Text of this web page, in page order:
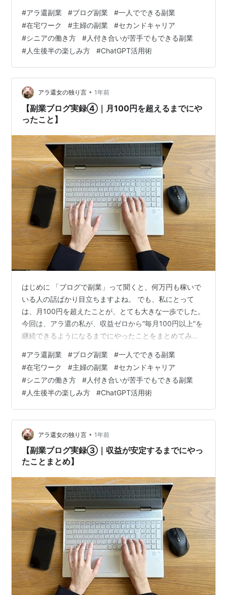
減っている日が続くと、不安になります。 「このまま続
けて意味あるのかな？」という気持ちも出てきました。
でもそこで手を止めず、いくつか試してみたことで、ま
た少しずつ戻ってきた感覚があります。 立て直し① 過
去記事をチェック・リライト まずやったのは、アクセス
が多かった記事の見直しです。 …
#アラ還副業 #ブログ副業 #一人でできる副業
#在宅ワーク #主婦の副業 #セカンドキャリア
#シニアの働き方 #人付き合いが苦手でもできる副業
#人生後半の楽しみ方 #ChatGPT活用術
アラ還女の独り言 • 1年前
【副業ブログ実録④｜月100円を超えるまでにや
ったこと】
はじめに 「ブログで副業」って聞くと、何万円も稼いで
いる人の話ばかり目立ちますよね。 でも、私にとって
は、月100円を超えたことが、とても大きな一歩でした。
今回は、アラ還の私が、収益ゼロから“毎月100円以上”を
継続できるようになるまでにやったことをまとめてみま
ってから、ポツポツと1円、5円、0円…という日々が続き
ました。 「月100円」に到達するまでには、思ったより
時間がかかりました。 でもそれは、「積み重ねてきた結
果が見える」瞬間でもありました。 収益が増え始めたき
っかけ 以下の3つを意識し始めてから、クリックや表示
が安定してきまし…
#アラ還副業 #ブログ副業 #一人でできる副業
#在宅ワーク #主婦の副業 #セカンドキャリア
#シニアの働き方 #人付き合いが苦手でもできる副業
#人生後半の楽しみ方 #ChatGPT活用術
アラ還女の独り言 • 1年前
【副業ブログ実録③｜収益が安定するまでにやっ
たことまとめ】